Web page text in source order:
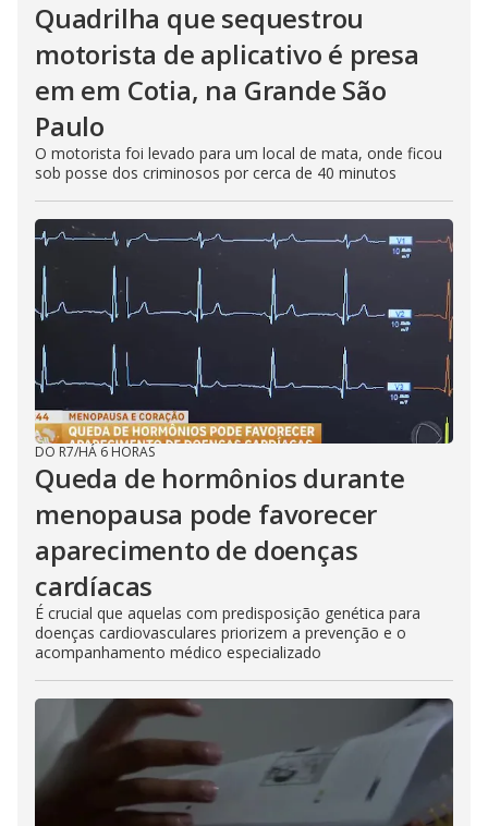
Quadrilha que sequestrou
motorista de aplicativo é presa
em em Cotia, na Grande São
Paulo
O motorista foi levado para um local de mata, onde ficou
sob posse dos criminosos por cerca de 40 minutos
DO R7/HÁ 6 HORAS
Queda de hormônios durante
menopausa pode favorecer
aparecimento de doenças
cardíacas
É crucial que aquelas com predisposição genética para
doenças cardiovasculares priorizem a prevenção e o
acompanhamento médico especializado